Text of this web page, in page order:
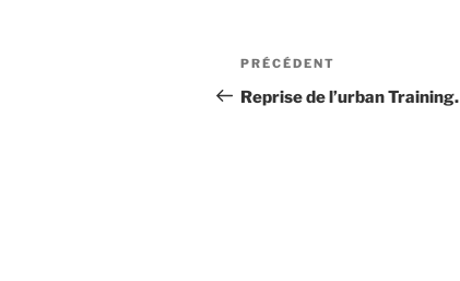
Navigation
de
Article
précédent
PRÉCÉDENT
Reprise de l’urban Training.